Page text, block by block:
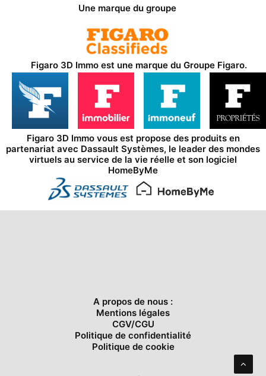
Une marque du groupe
Figaro 3D Immo est une marque du Groupe Figaro.
Figaro 3D Immo vous est propose des produits en
partenariat avec Dassault Systèmes, le leader des mondes
virtuels au service de la vie réelle et son logiciel
HomeByMe
A propos de nous :
Mentions légales
CGV/CGU
Politique de confidentialité
Politique de cookie